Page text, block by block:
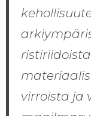
virroista ja